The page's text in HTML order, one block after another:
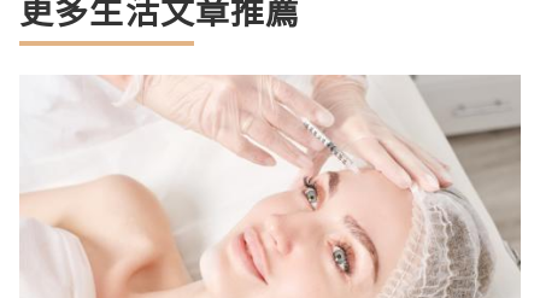
更多生活文章推薦